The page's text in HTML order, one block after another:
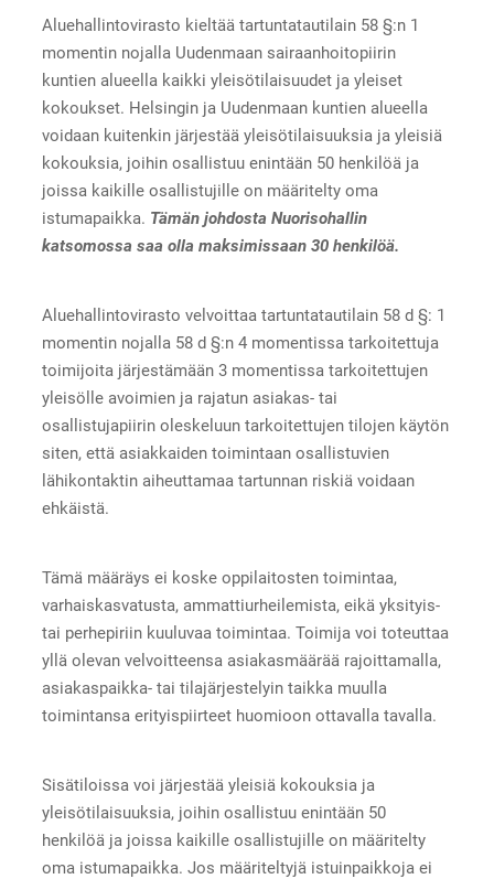
Aluehallintovirasto kieltää tartuntatautilain 58 §:n 1
momentin nojalla Uudenmaan sairaanhoitopiirin
kuntien alueella kaikki yleisötilaisuudet ja yleiset
kokoukset. Helsingin ja Uudenmaan kuntien alueella
voidaan kuitenkin järjestää yleisötilaisuuksia ja yleisiä
kokouksia, joihin osallistuu enintään 50 henkilöä ja
joissa kaikille osallistujille on määritelty oma
istumapaikka. Tämän johdosta Nuorisohallin
katsomossa saa olla maksimissaan 30 henkilöä.
Aluehallintovirasto velvoittaa tartuntatautilain 58 d §: 1
momentin nojalla 58 d §:n 4 momentissa tarkoitettuja
toimijoita järjestämään 3 momentissa tarkoitettujen
yleisölle avoimien ja rajatun asiakas- tai
osallistujapiirin oleskeluun tarkoitettujen tilojen käytön
siten, että asiakkaiden toimintaan osallistuvien
lähikontaktin aiheuttamaa tartunnan riskiä voidaan
ehkäistä.
Tämä määräys ei koske oppilaitosten toimintaa,
varhaiskasvatusta, ammattiurheilemista, eikä yksityis-
tai perhepiriin kuuluvaa toimintaa. Toimija voi toteuttaa
yllä olevan velvoitteensa asiakasmäärää rajoittamalla,
asiakaspaikka- tai tilajärjestelyin taikka muulla
toimintansa erityispiirteet huomioon ottavalla tavalla.
Sisätiloissa voi järjestää yleisiä kokouksia ja
yleisötilaisuuksia, joihin osallistuu enintään 50
henkilöä ja joissa kaikille osallistujille on määritelty
oma istumapaikka. Jos määriteltyjä istuinpaikkoja ei